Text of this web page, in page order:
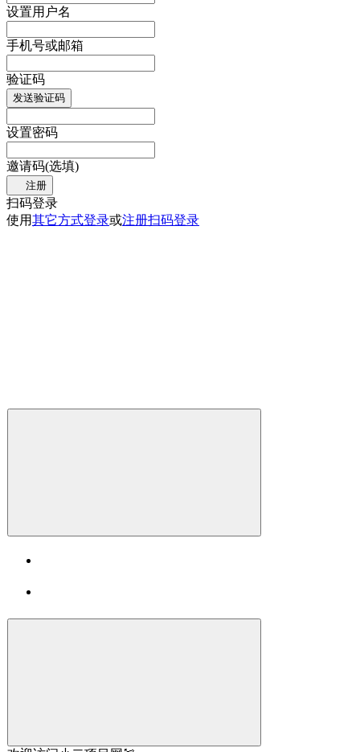
设置用户名
手机号或邮箱
验证码
发送验证码
设置密码
邀请码(选填)
注册
扫码登录
使用其它方式登录或注册扫码登录